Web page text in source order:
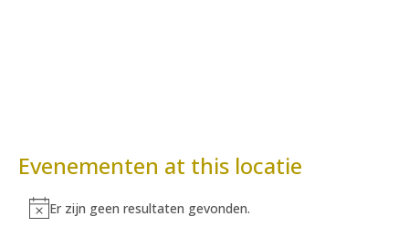
Evenementen at this locatie
Bericht
Er zijn geen resultaten gevonden.